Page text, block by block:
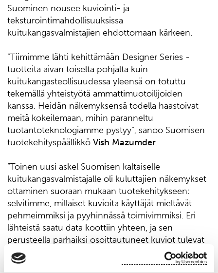
Suominen nousee kuviointi- ja
teksturointimahdollisuuksissa
kuitukangasvalmistajien ehdottomaan kärkeen.
”Tiimimme lähti kehittämään Designer Series -
tuotteita aivan toiselta pohjalta kuin
kuitukangasteollisuudessa yleensä on totuttu
tekemällä yhteistyötä ammattimuotoilijoiden
kanssa. Heidän näkemyksensä todella haastoivat
meitä kokeilemaan, mihin paranneltu
tuotantoteknologiamme pystyy”, sanoo Suomisen
tuotekehityspäällikkö Vish Mazumder.
”Toinen uusi askel Suomisen kaltaiselle
kuitukangasvalmistajalle oli kuluttajien näkemykset
ottaminen suoraan mukaan tuotekehitykseen:
selvitimme, millaiset kuvioita käyttäjät mieltävät
pehmeimmiksi ja pyyhinnässä toimivimmiksi. Eri
lähteistä saatu data koottiin yhteen, ja sen
perusteella parhaiksi osoittautuneet kuviot tulevat
nyt markkinoille Designer Series -valikoimassa”,
Vish Mazumder jatkaa.